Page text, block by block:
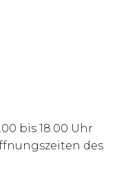
bis 18.00 Uhr
des